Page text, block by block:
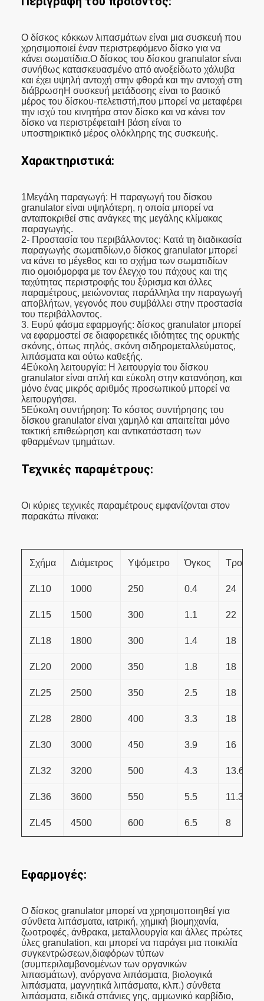
Ο δίσκος κόκκων λιπασμάτων είναι μια συσκευή που
χρησιμοποιεί έναν περιστρεφόμενο δίσκο για να
κάνει σωματίδια.Ο δίσκος του δίσκου granulator είναι
συνήθως κατασκευασμένο από ανοξείδωτο χάλυβα
και έχει υψηλή αντοχή στην φθορά και την αντοχή στη
διάβρωσηΗ συσκευή μετάδοσης είναι το βασικό
μέρος του δίσκου-πελετιστή,που μπορεί να μεταφέρει
την ισχύ του κινητήρα στον δίσκο και να κάνει τον
δίσκο να περιστρέφεταιΗ βάση είναι το
υποστηρικτικό μέρος ολόκληρης της συσκευής.
Χαρακτηριστικά:
1Μεγάλη παραγωγή: Η παραγωγή του δίσκου
granulator είναι υψηλότερη, η οποία μπορεί να
ανταποκριθεί στις ανάγκες της μεγάλης κλίμακας
παραγωγής.
2- Προστασία του περιβάλλοντος: Κατά τη διαδικασία
παραγωγής σωματιδίων,ο δίσκος granulator μπορεί
να κάνει το μέγεθος και το σχήμα των σωματιδίων
πιο ομοιόμορφα με τον έλεγχο του πάχους και της
ταχύτητας περιστροφής του ξύρισμα και άλλες
παραμέτρους, μειώνοντας παράλληλα την παραγωγή
αποβλήτων, γεγονός που συμβάλλει στην προστασία
του περιβάλλοντος.
3. Ευρύ φάσμα εφαρμογής: δίσκος granulator μπορεί
να εφαρμοστεί σε διαφορετικές ιδιότητες της ορυκτής
σκόνης, όπως πηλός, σκόνη σιδηρομεταλλεύματος,
λιπάσματα και ούτω καθεξής.
4Εύκολη λειτουργία: Η λειτουργία του δίσκου
granulator είναι απλή και εύκολη στην κατανόηση, και
μόνο ένας μικρός αριθμός προσωπικού μπορεί να
λειτουργήσει.
5Εύκολη συντήρηση: Το κόστος συντήρησης του
δίσκου granulator είναι χαμηλό και απαιτείται μόνο
τακτική επιθεώρηση και αντικατάσταση των
φθαρμένων τμημάτων.
Τεχνικές παραμέτρους:
Οι κύριες τεχνικές παραμέτρους εμφανίζονται στον
παρακάτω πίνακα:
Σχήμα Διάμετρος Υψόμετρο Όγκος
ZL10 1000 250 0.4 24
ZL15 1500 300 1.1 22
ZL18 1800 300 1.4 18
ZL20 2000 350 1.8 18
ZL25 2500 350 2.5 18
ZL28 2800 400 3.3 18
ZL30 3000 450 3.9 16
ZL32 3200 500 4.3 13.6
ZL36 3600 550 5.5 11.3
ZL45 4500 600 6.5 8
Εφαρμογές:
Ο δίσκος granulator μπορεί να χρησιμοποιηθεί για
σύνθετα λιπάσματα, ιατρική, χημική βιομηχανία,
ζωοτροφές, άνθρακα, μεταλλουργία και άλλες πρώτες
ύλες granulation, και μπορεί να παράγει μια ποικιλία
συγκεντρώσεων,διαφόρων τύπων
(συμπεριλαμβανομένων των οργανικών
λιπασμάτων), ανόργανα λιπάσματα, βιολογικά
λιπάσματα, μαγνητικά λιπάσματα, κλπ.) σύνθετα
λιπάσματα, ειδικά σπάνιες γης, αμμωνικό καρβίδιο,